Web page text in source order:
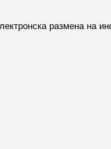
размена на